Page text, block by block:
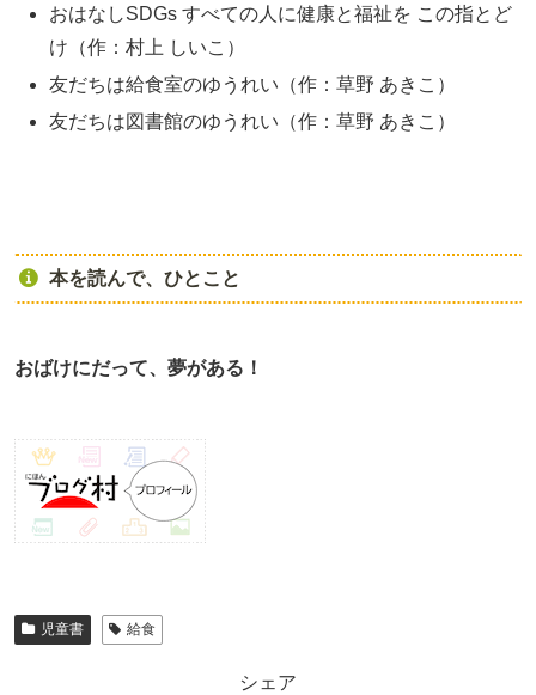
おはなしSDGs すべての人に健康と福祉を この指とど
け（作：村上 しいこ）
友だちは給食室のゆうれい（作：草野 あきこ）
友だちは図書館のゆうれい（作：草野 あきこ）
本を読んで、ひとこと
おばけにだって、夢がある！
児童書 給食
シェア